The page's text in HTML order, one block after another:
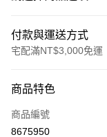
付款與運送方式
宅配滿NT$3,000免運
信用卡一次付款
信用卡分期付款
商品特色
商品編號
8675950